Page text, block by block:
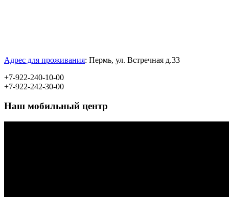
Адрес для проживания: Пермь, ул. Встречная д.33
+7-922-240-10-00
+7-922-242-30-00
Наш мобильный центр